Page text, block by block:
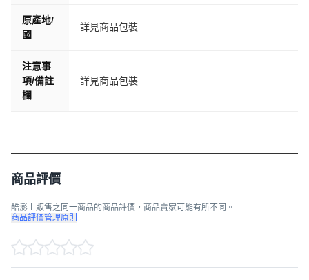
原產地/
國
詳見商品包裝
注意事
項/備註
欄
詳見商品包裝
商品評價
酷澎上販售之同一商品的商品評價，商品賣家可能有所不同。
商品評價管理原則